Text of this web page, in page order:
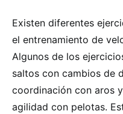
Existen diferentes
el entrenamiento de
Algunos de los
saltos con cambios de
coordinación con aros
agilidad con pelotas.